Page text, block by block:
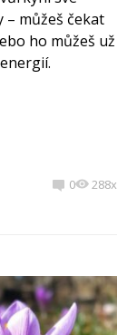
– můžeš čekat
ho můžeš už
0 288x